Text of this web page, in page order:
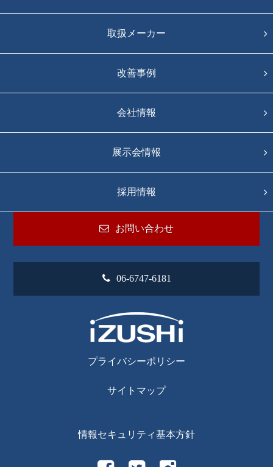
取扱メーカー
改善事例
会社情報
展示会情報
採用情報
お問い合わせ
06-6747-6181
プライバシーポリシー
サイトマップ
情報セキュリティ基本方針